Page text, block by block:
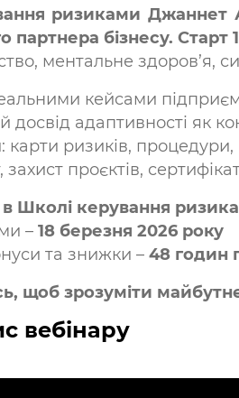
ризиками Джаннет
партнера бізнесу. Старт
ментальне
кейсами
досвід адаптивності як
карти ризиків,
захист проєктів,
в Школі керування
– 18 березня 2026 року
та знижки – 48 годин
щоб зрозуміти
вебінару